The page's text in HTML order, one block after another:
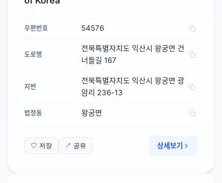
우편번호 54576
도로명
전북특별자치도 익산시 왕궁면 건
너들길 167
지번
전북특별자치도 익산시 왕궁면 광
암리 236-13
법정동 왕궁면
♡ 저장 ↗ 공유 상세보기